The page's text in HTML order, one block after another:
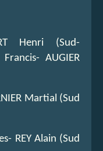
Henri (Sud-
AUGIER
Martial (Sud
REY Alain (Sud